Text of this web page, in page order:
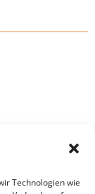
Technologien wie